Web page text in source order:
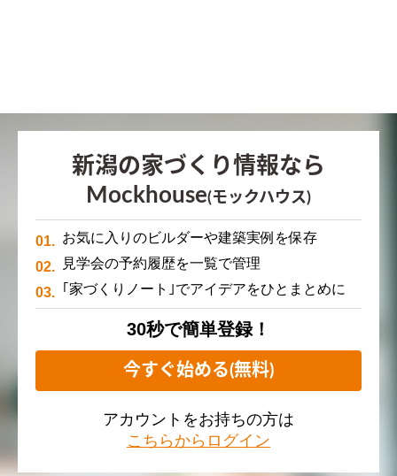
新潟の家づくり情報なら
Mockhouse(モックハウス)
お気に入りのビルダーや建築実例を保存
見学会の予約履歴を一覧で管理
｢家づくりノート｣でアイデアをひとまとめに
30秒で簡単登録！
今すぐ始める(無料)
アカウントをお持ちの方は
こちらからログイン